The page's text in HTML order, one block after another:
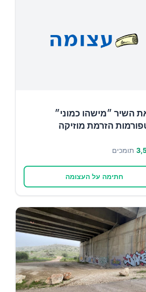
השיר ״מישהו כמוני״
הזרמת מוזיקה
תומכים
חתימה על העצומה